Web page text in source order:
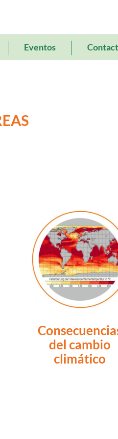
Eventos
del cambio
climático